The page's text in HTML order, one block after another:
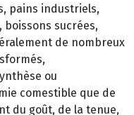
pains industriels,
sucrées,
de nombreux
ou
comestible que de
du goût, de la tenue,